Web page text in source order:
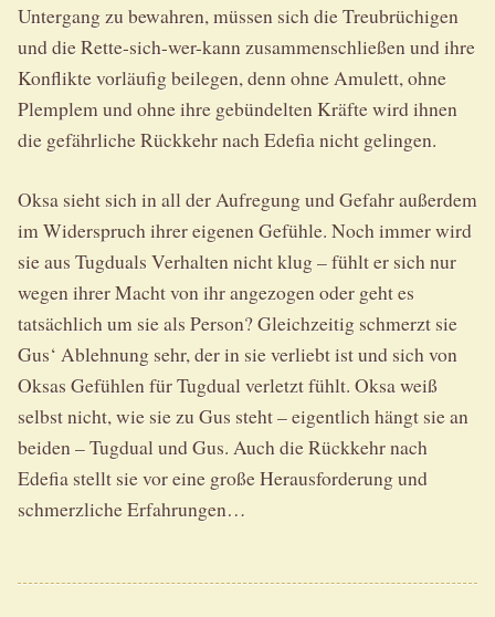
Untergang zu bewahren, müssen sich die Treubrüchigen
und die Rette-sich-wer-kann zusammenschließen und ihre
Konflikte vorläufig beilegen, denn ohne Amulett, ohne
Plemplem und ohne ihre gebündelten Kräfte wird ihnen
die gefährliche Rückkehr nach Edefia nicht gelingen.
Oksa sieht sich in all der Aufregung und Gefahr außerdem
im Widerspruch ihrer eigenen Gefühle. Noch immer wird
sie aus Tugduals Verhalten nicht klug – fühlt er sich nur
wegen ihrer Macht von ihr angezogen oder geht es
tatsächlich um sie als Person? Gleichzeitig schmerzt sie
Gus‘ Ablehnung sehr, der in sie verliebt ist und sich von
Oksas Gefühlen für Tugdual verletzt fühlt. Oksa weiß
selbst nicht, wie sie zu Gus steht – eigentlich hängt sie an
beiden – Tugdual und Gus. Auch die Rückkehr nach
Edefia stellt sie vor eine große Herausforderung und
schmerzliche Erfahrungen…